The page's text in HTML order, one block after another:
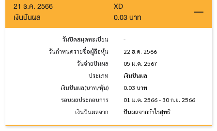
21 ธ.ค. 2566
XD
เงินปันผล
0.03 บาท
วันปิดสมุดทะเบียน
-
วันกำหนดรายชื่อผู้ถือหุ้น
22 ธ.ค. 2566
วันจ่ายปันผล
05 ม.ค. 2567
ประเภท
เงินปันผล
เงินปันผล(บาท/หุ้น)
0.03 บาท
รอบผลประกอบการ
01 ม.ค. 2566 - 30 ก.ย. 2566
เงินปันผลจาก
ปันผลจากกำไรสุทธิ